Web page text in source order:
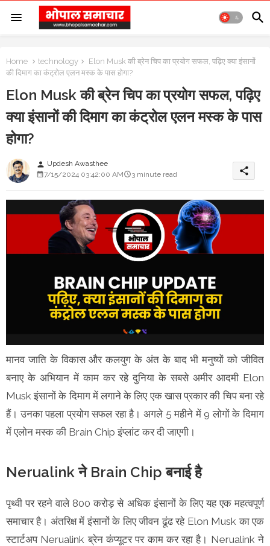
Home technology
Elon Musk की ब्रेन चिप का प्रयोग सफल, पढ़िए क्या इंसानों
की दिमाग का कंट्रोल एलन मस्क के पास होगा?
Elon Musk की ब्रेन चिप का प्रयोग सफल, पढ़िए
क्या इंसानों की दिमाग का कंट्रोल एलन मस्क के पास
होगा?
person Updesh Awasthee
7/15/2024 03:42:00 AM
3 minute read share
मानव जाति के विकास और कलयुग के अंत के बाद भी मनुष्यों को जीवित
बनाए के अभियान में काम कर रहे दुनिया के सबसे अमीर आदमी Elon
Musk इंसानों के दिमाग में लगाने के लिए एक खास प्रकार की चिप बना रहे
हैं। उनका पहला प्रयोग सफल रहा है। अगले 5 महीने में 9 लोगों के दिमाग
में एलोन मस्क की Brain Chip इंप्लांट कर दी जाएगी।
Nerualink ने Brain Chip बनाई है
पृथ्वी पर रहने वाले 800 करोड़ से अधिक इंसानों के लिए यह एक महत्वपूर्ण
समाचार है। अंतरिक्ष में इंसानों के लिए जीवन ढूंढ रहे Elon Musk का एक
स्टार्टअप Nerualink ब्रेन कंप्यूटर पर काम कर रहा है। Nerualink ने